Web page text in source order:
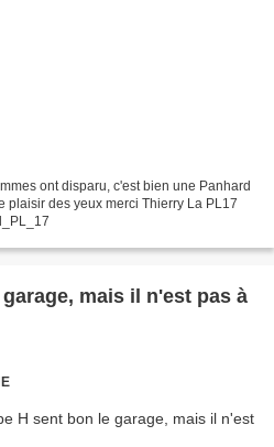
ont disparu, c'est bien une Panhard
plaisir des yeux merci Thierry La PL17
mais il n'est pas à